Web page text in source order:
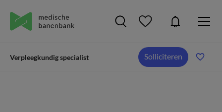
Verpleegkundig specialist Solliciteren